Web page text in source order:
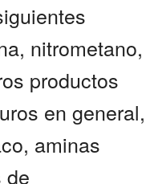
nitrometano,
productos
en general,
aminas
de